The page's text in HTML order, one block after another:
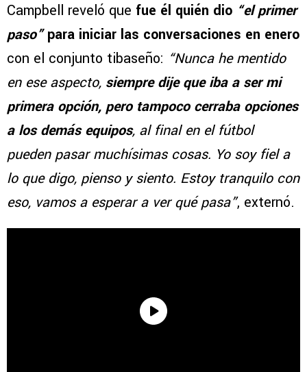
Campbell reveló que fue él quién dio “el primer
paso”para iniciar las conversaciones en enero
con el conjunto tibaseño: “Nunca he mentido
en ese aspecto, siempre dije que iba a ser mi
primera opción, pero tampoco cerraba opciones
a los demás equipos, al final en el fútbol
pueden pasar muchísimas cosas. Yo soy fiel a
lo que digo, pienso y siento. Estoy tranquilo con
eso, vamos a esperar a ver qué pasa”, externó.